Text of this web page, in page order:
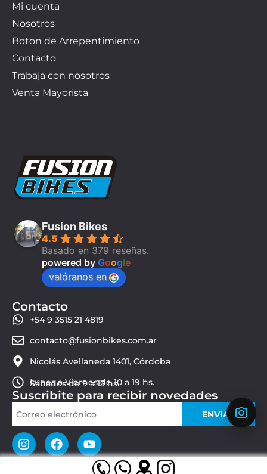
Mi cuenta
Nosotros
Boton de Arrepentimiento
Contacto
Trabaja con nosotros
Venta Mayorista
Fusion Bikes
4.5
Basado en 379 reseñas.
powered by Google
valóranos en
Contacto
+54 9 3515 21 4819
contacto@fusionbikes.com.ar
Nicolás Avellaneda 1401, Córdoba
Lunes a Viernes de 10 a 19 hs.
Sábados de 9 a 13 hs.
Suscribite para recibir novedades
ENVIAR